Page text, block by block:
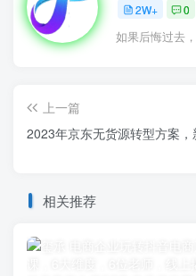
2W+ 0
如果后悔过去
上一篇
2023年京东无货源转型方案
相关推荐